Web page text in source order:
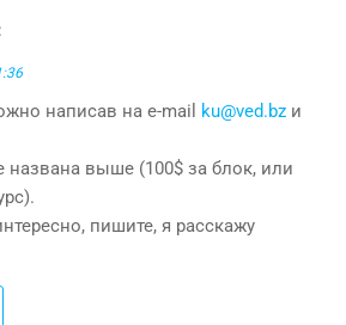
написав на e-mail ku@ved.bz и
названа выше (100$ за блок, или
пишите, я расскажу